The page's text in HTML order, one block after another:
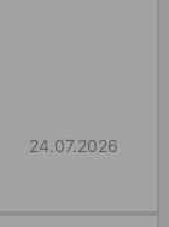
24.07.2026